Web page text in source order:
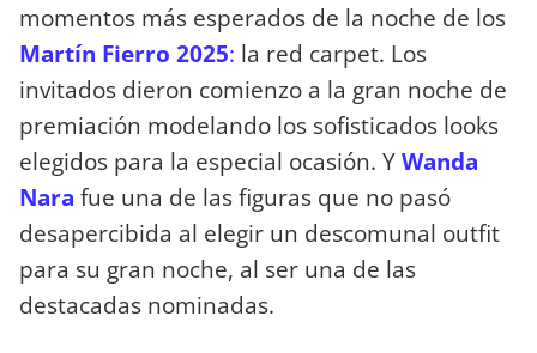
momentos más esperados de la noche de los
Martín Fierro 2025: la red carpet. Los
invitados dieron comienzo a la gran noche de
premiación modelando los sofisticados looks
elegidos para la especial ocasión. YWanda
Nara fue una de las figuras que no pasó
desapercibida al elegir un descomunal outfit
para su gran noche, al ser una de las
destacadas nominadas.